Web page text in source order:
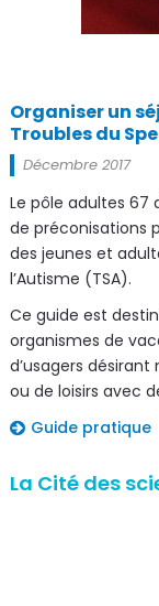
Organiser un
Troubles du
Décembre 2017
Le pôle adultes 67
de préconisations
des jeunes et
l’Autisme (TSA).
Ce guide est
organismes de
d’usagers
ou de loisirs avec
Guide pratique
La Cité des